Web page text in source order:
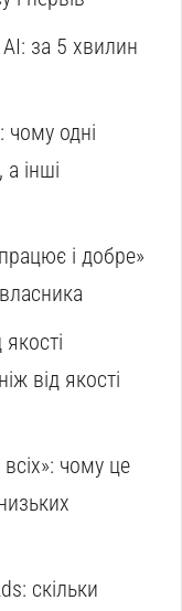
за 5 хвилин
чому одні
інші
і добре»
від якості
чому це
скільки